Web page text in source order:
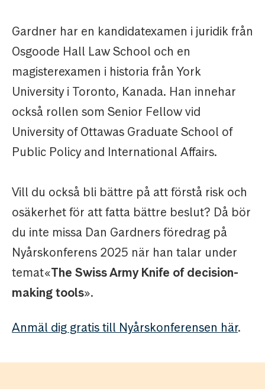
Gardner har en kandidatexamen i juridik från
Osgoode Hall Law School och en
magisterexamen i historia från York
University i Toronto, Kanada. Han innehar
också rollen som Senior Fellow vid
University of Ottawas Graduate School of
Public Policy and International Affairs.
Vill du också bli bättre på att förstå risk och
osäkerhet för att fatta bättre beslut? Då bör
du inte missa Dan Gardners föredrag på
Nyårskonferens 2025 när han talar under
temat «The Swiss Army Knife of decision-
making tools».
Anmäl dig gratis till Nyårskonferensen här.